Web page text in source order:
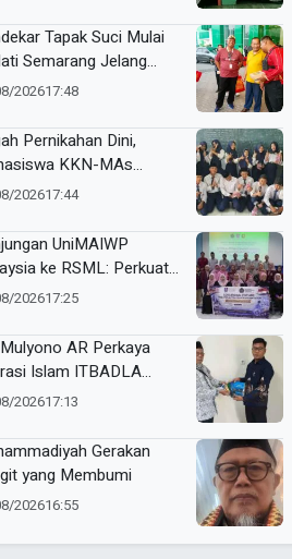
Tapak Suci Mulai
Semarang Jelang
XVI Sedunia
202617:48
Pernikahan Dini,
KKN-MAs
100 Edukasi Siswa
202617:44
UniMAIWP
ke RSML: Perkuat
Manajemen Rumah
202617:25
AR Perkaya
Islam ITBADLA
Hibah Buku Materi
202617:13
Gerakan
yang Membumi
202616:55